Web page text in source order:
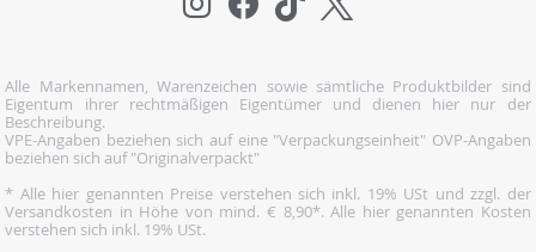
Alle Markennamen, Warenzeichen sowie sämtliche Produktbilder sind
Eigentum ihrer rechtmäßigen Eigentümer und dienen hier nur der
Beschreibung.
VPE-Angaben beziehen sich auf eine "Verpackungseinheit" OVP-Angaben
beziehen sich auf "Originalverpackt"
* Alle hier genannten Preise verstehen sich inkl. 19% USt und zzgl. der
Versandkosten in Höhe von mind. € 8,90*. Alle hier genannten Kosten
verstehen sich inkl. 19% USt.